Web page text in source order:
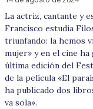
La actriz, cantante y
Francisco estudia
triunfando: la hemos
mujer» y en el cine
última edición del
de la película «El
ha publicado dos
va sola».